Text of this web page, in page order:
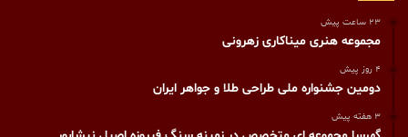
23 ساعت پیش
مجموعه هنری میناکاری زهرونی
4 روز پیش
دومین جشنواره ملی طراحی طلا و جواهر ایران
3 هفته پیش